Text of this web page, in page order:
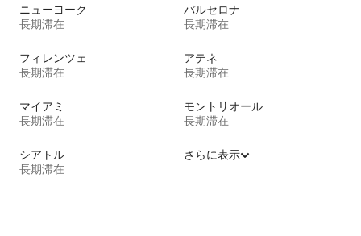
ニューヨーク
長期滞在
バルセロナ
長期滞在
フィレンツェ
長期滞在
アテネ
長期滞在
マイアミ
長期滞在
モントリオール
長期滞在
シアトル
長期滞在
さらに表示